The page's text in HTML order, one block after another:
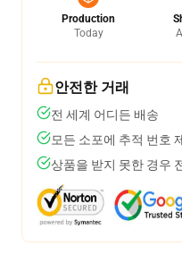
Production
Today
안전한 거래
전 세계 어디든 배송
모든 소포에 추적 번호
상품을 받지 못한 경우